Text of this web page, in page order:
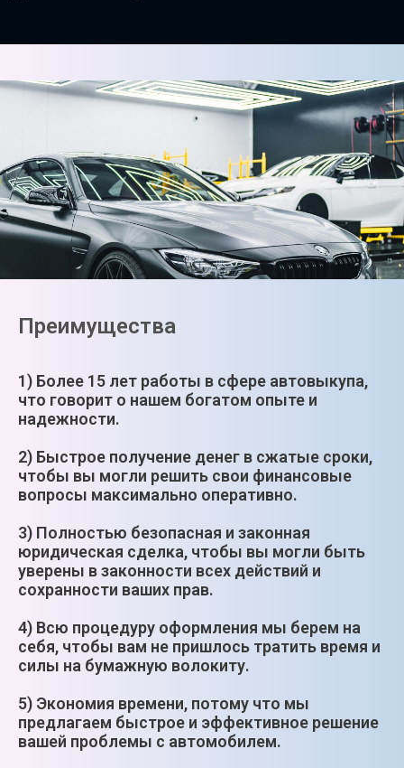
Преимущества
1) Более 15 лет работы в сфере автовыкупа,
что говорит о нашем богатом опыте и
надежности.
2) Быстрое получение денег в сжатые сроки,
чтобы вы могли решить свои финансовые
вопросы максимально оперативно.
3) Полностью безопасная и законная
юридическая сделка, чтобы вы могли быть
уверены в законности всех действий и
сохранности ваших прав.
4) Всю процедуру оформления мы берем на
себя, чтобы вам не пришлось тратить время и
силы на бумажную волокиту.
5) Экономия времени, потому что мы
предлагаем быстрое и эффективное решение
вашей проблемы с автомобилем.